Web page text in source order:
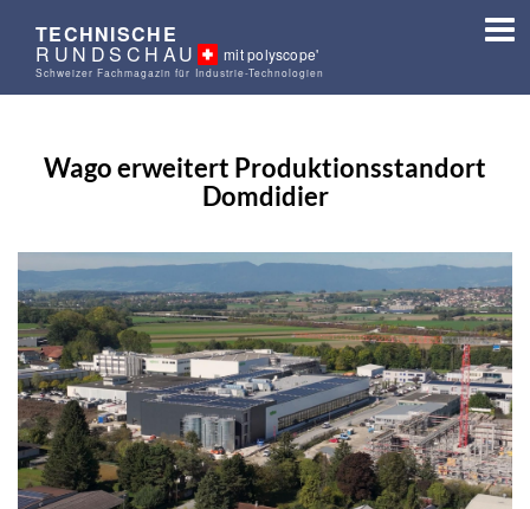
TECHNISCHE
RUNDSCHAU mit polyscope'
Schweizer Fachmagazin für Industrie-Technologien
Wago erweitert Produktionsstandort
Domdidier